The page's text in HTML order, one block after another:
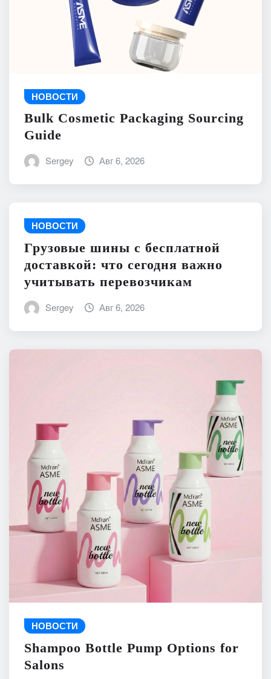
НОВОСТИ
Bulk Cosmetic Packaging Sourcing
Guide
НОВОСТИ
Грузовые шины с бесплатной
доставкой: что сегодня важно
учитывать перевозчикам
НОВОСТИ
Shampoo Bottle Pump Options for